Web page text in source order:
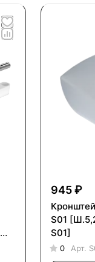
945 ₽
S01
S01]
0 Арт.